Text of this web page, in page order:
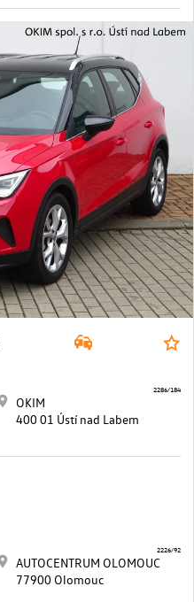
OKIM
400 01 Ústí nad Labem
2286/184
AUTOCENTRUM OLOMOUC
77900 Olomouc
2226/92